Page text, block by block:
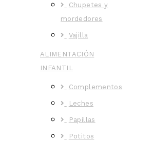
Chupetes y
mordedores
Vajilla
ALIMENTACIÓN
INFANTIL
Complementos
Leches
Papillas
Potitos